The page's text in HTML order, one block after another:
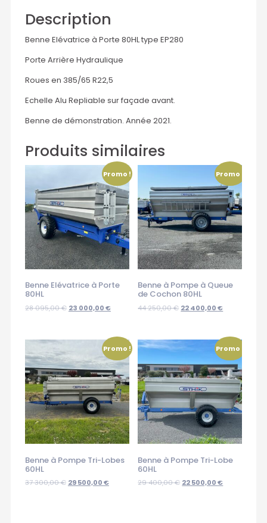
Description
Benne Elévatrice à Porte 80HL type EP280
Porte Arrière Hydraulique
Roues en 385/65 R22,5
Echelle Alu Repliable sur façade avant.
Benne de démonstration. Année 2021.
Produits similaires
Promo !
Benne Elévatrice à Porte
80HL
28 095,00€ 23 000,00€
Promo !
Benne à Pompe à Queue
de Cochon 80HL
44 250,00€ 22 400,00€
Promo !
Benne à Pompe Tri-Lobes
60HL
37 300,00€ 29 500,00€
Promo !
Benne à Pompe Tri-Lobe
60HL
29 400,00€ 22 500,00€